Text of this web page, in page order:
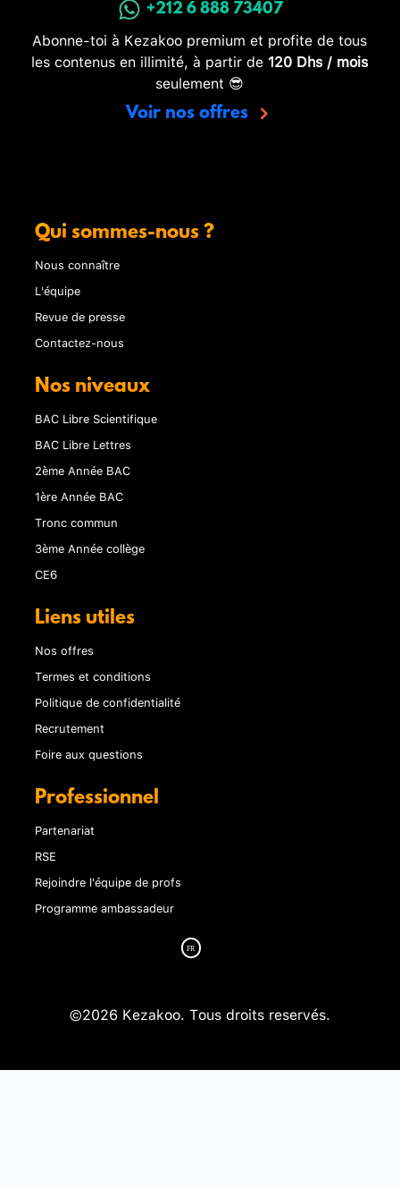
+212 6 888 73407
Abonne-toi à Kezakoo premium et profite de tous
les contenus en illimité, à partir de 120 Dhs / mois
seulement 😎
Voir nos offres
Qui sommes-nous ?
Nous connaître
L'équipe
Revue de presse
Contactez-nous
Nos niveaux
BAC Libre Scientifique
BAC Libre Lettres
2ème Année BAC
1ère Année BAC
Tronc commun
3ème Année collège
CE6
Liens utiles
Nos offres
Termes et conditions
Politique de confidentialité
Recrutement
Foire aux questions
Professionnel
Partenariat
RSE
Rejoindre l'équipe de profs
Programme ambassadeur
©2026 Kezakoo. Tous droits reservés.